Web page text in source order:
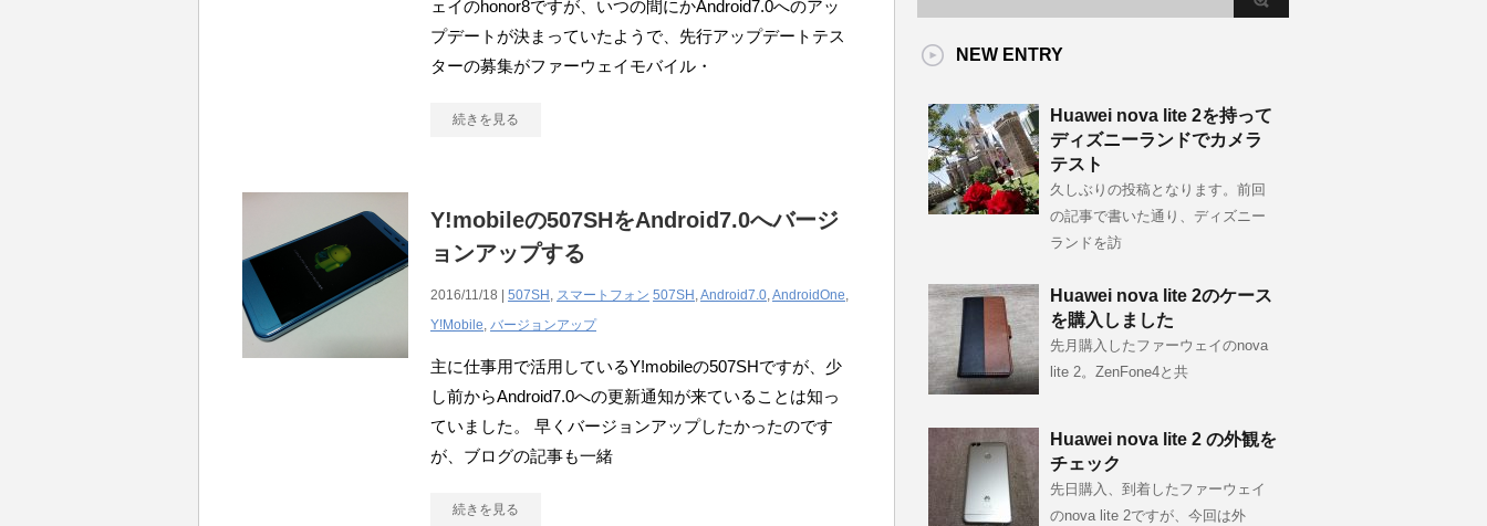
ェイのhonor8ですが、いつの間にかAndroid7.0へのアッ
プデートが決まっていたようで、先行アップデートテス
ターの募集がファーウェイモバイル・
続きを見る
Y!mobileの507SHをAndroid7.0へバージ
ョンアップする
2016/11/18 | 507SH , スマートフォン 507SH ,Android7.0,AndroidOne,
Y!Mobile, バージョンアップ
主に仕事用で活用しているY!mobileの507SHですが、少
し前からAndroid7.0への更新通知が来ていることは知っ
ていました。 早くバージョンアップしたかったのです
が、ブログの記事も一緒
続きを見る
NEW ENTRY
Huawei nova lite 2を持って
ディズニーランドでカメラ
テスト
久しぶりの投稿となります。前回
の記事で書いた通り、ディズニー
ランドを訪
Huawei nova lite 2のケース
を購入しました
先月購入したファーウェイのnova
lite 2。ZenFone4と共
Huawei nova lite 2 の外観を
チェック
先日購入、到着したファーウェイ
のnova lite 2ですが、今回は外